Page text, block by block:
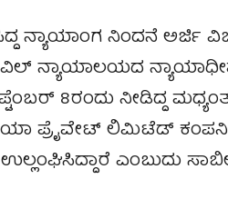
ನ್ಯಾಯಾಂಗ ನಿಂದನೆ ಅರ್ಜಿ
ನ್ಯಾಯಾಲಯದ
8ರಂದು ನೀಡಿದ್ದ
ಪ್ರೈವೇಟ್ ಲಿಮಿಟೆಡ್
ಎಂಬುದು